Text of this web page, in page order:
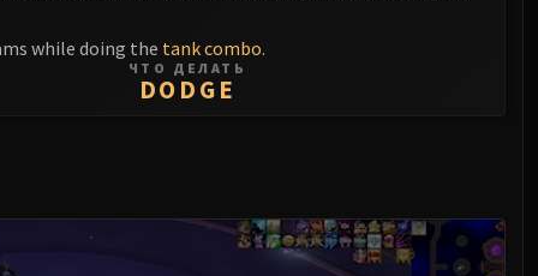
while doing the tank combo.
ЧТО ДЕЛАТЬ
DODGE